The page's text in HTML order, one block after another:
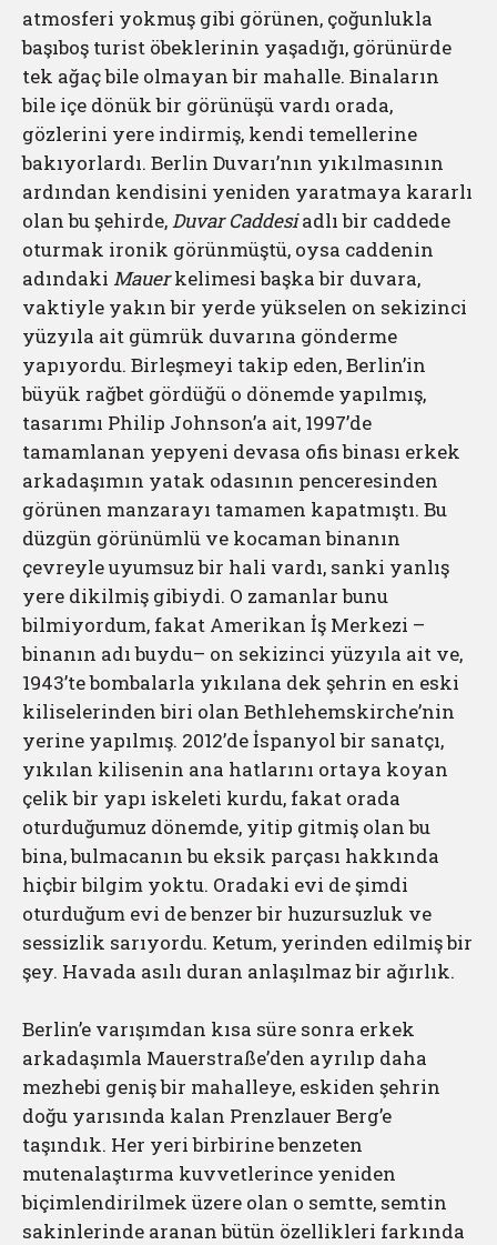
atmosferi yokmuş gibi görünen, çoğunlukla
başıboş turist öbeklerinin yaşadığı, görünürde
tek ağaç bile olmayan bir mahalle. Binaların
bile içe dönük bir görünüşü vardı orada,
gözlerini yere indirmiş, kendi temellerine
bakıyorlardı. Berlin Duvarı’nın yıkılmasının
ardından kendisini yeniden yaratmaya kararlı
olan bu şehirde, Duvar Caddesiadlı bir caddede
oturmak ironik görünmüştü, oysa caddenin
adındaki Mauerkelimesi başka bir duvara,
vaktiyle yakın bir yerde yükselen on sekizinci
yüzyıla ait gümrük duvarına gönderme
yapıyordu. Birleşmeyi takip eden, Berlin’in
büyük rağbet gördüğü o dönemde yapılmış,
tasarımı Philip Johnson’a ait, 1997’de
tamamlanan yepyeni devasa ofis binası erkek
arkadaşımın yatak odasının penceresinden
görünen manzarayı tamamen kapatmıştı. Bu
düzgün görünümlü ve kocaman binanın
çevreyle uyumsuz bir hali vardı, sanki yanlış
yere dikilmiş gibiydi. O zamanlar bunu
bilmiyordum, fakat Amerikan İş Merkezi –
binanın adı buydu– on sekizinci yüzyıla ait ve,
1943’te bombalarla yıkılana dek şehrin en eski
kiliselerinden biri olan Bethlehemskirche’nin
yerine yapılmış. 2012’de İspanyol bir sanatçı,
yıkılan kilisenin ana hatlarını ortaya koyan
çelik bir yapı iskeleti kurdu, fakat orada
oturduğumuz dönemde, yitip gitmiş olan bu
bina, bulmacanın bu eksik parçası hakkında
hiçbir bilgim yoktu. Oradaki evi de şimdi
oturduğum evi de benzer bir huzursuzluk ve
sessizlik sarıyordu. Ketum, yerinden edilmiş bir
şey. Havada asılı duran anlaşılmaz bir ağırlık.
Berlin’e varışımdan kısa süre sonra erkek
arkadaşımla Mauerstraße’den ayrılıp daha
mezhebi geniş bir mahalleye, eskiden şehrin
doğu yarısında kalan Prenzlauer Berg’e
taşındık. Her yeri birbirine benzeten
mutenalaştırma kuvvetlerince yeniden
biçimlendirilmek üzere olan o semtte, semtin
sakinlerinde aranan bütün özellikleri farkında